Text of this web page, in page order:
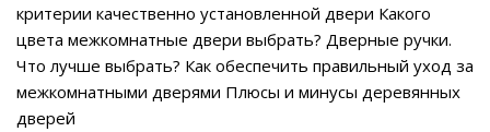
критерии качественно установленной двери Какого
цвета межкомнатные двери выбрать? Дверные ручки.
Что лучше выбрать? Как обеспечить правильный уход за
межкомнатными дверями Плюсы и минусы деревянных
дверей